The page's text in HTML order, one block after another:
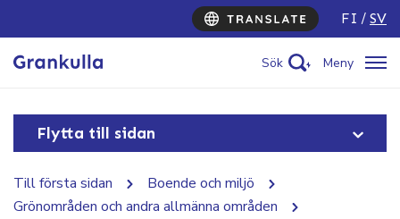
FI SV
Sök Meny
Flytta till sidan
Till första sidan
Boende och miljö
Grönområden och andra allmänna områden